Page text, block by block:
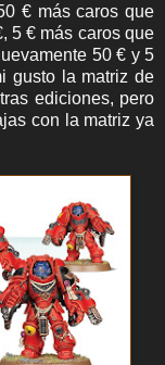
€ más caros que
5 € más caros que
50 € y 5
gusto la matriz de
ediciones, pero
con la matriz ya